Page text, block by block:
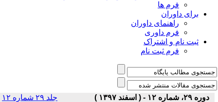
فرم ها
برای داوران
راهنمای داوران
فرم داوری
ثبت نام و اشتراک
فرم ثبت نام
دوره ۲۹، شماره ۱۲ - ( اسفند ۱۳۹۷ )
جلد ۲۹ شماره ۱۲